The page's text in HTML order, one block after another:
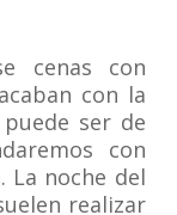
cenas con
con la
ser de
con
La noche del
realizar